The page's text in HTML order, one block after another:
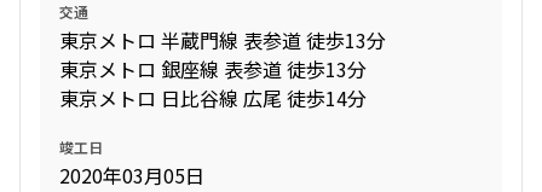
交通
東京メトロ 半蔵門線 表参道 徒歩13分
東京メトロ 銀座線 表参道 徒歩13分
東京メトロ 日比谷線 広尾 徒歩14分
竣工日
2020年03月05日